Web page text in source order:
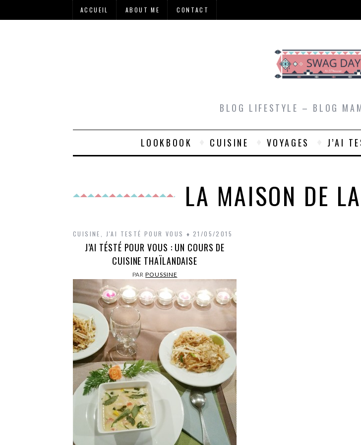
ACCUEIL ABOUT ME CONTACT
BLOG LIFESTYLE – BLOG
LOOKBOOK CUISINE VOYAGES J’AI
LA MAISON DE
CUISINE J'AI TESTÉ POUR VOUS 21/05/2015
J’AI TÉSTÉ POUR VOUS : UN COURS DE
CUISINE THAÏLANDAISE
PARPOUSSINE